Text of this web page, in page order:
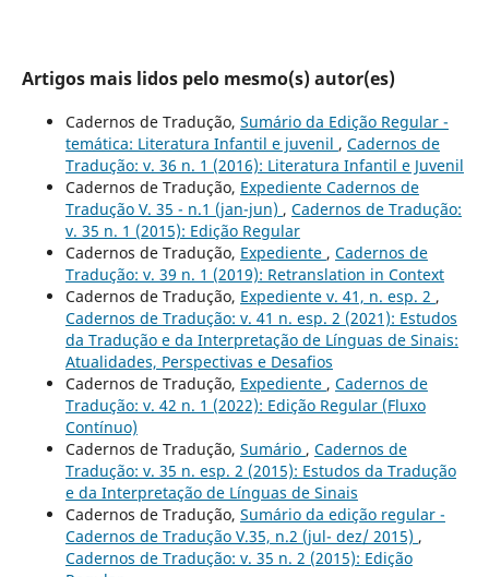
Artigos mais lidos pelo mesmo(s) autor(es)
Cadernos de Tradução, Sumário da Edição Regular -
temática: Literatura Infantil e juvenil , Cadernos de
Tradução: v. 36 n. 1 (2016): Literatura Infantil e Juvenil
Cadernos de Tradução, Expediente Cadernos de
Tradução V. 35 - n.1 (jan-jun) , Cadernos de Tradução:
v. 35 n. 1 (2015): Edição Regular
Cadernos de Tradução, Expediente , Cadernos de
Tradução: v. 39 n. 1 (2019): Retranslation in Context
Cadernos de Tradução, Expediente v. 41, n. esp. 2 ,
Cadernos de Tradução: v. 41 n. esp. 2 (2021): Estudos
da Tradução e da Interpretação de Línguas de Sinais:
Atualidades, Perspectivas e Desafios
Cadernos de Tradução, Expediente , Cadernos de
Tradução: v. 42 n. 1 (2022): Edição Regular (Fluxo
Contínuo)
Cadernos de Tradução, Sumário , Cadernos de
Tradução: v. 35 n. esp. 2 (2015): Estudos da Tradução
e da Interpretação de Línguas de Sinais
Cadernos de Tradução, Sumário da edição regular -
Cadernos de Tradução V.35, n.2 (jul- dez/ 2015) ,
Cadernos de Tradução: v. 35 n. 2 (2015): Edição